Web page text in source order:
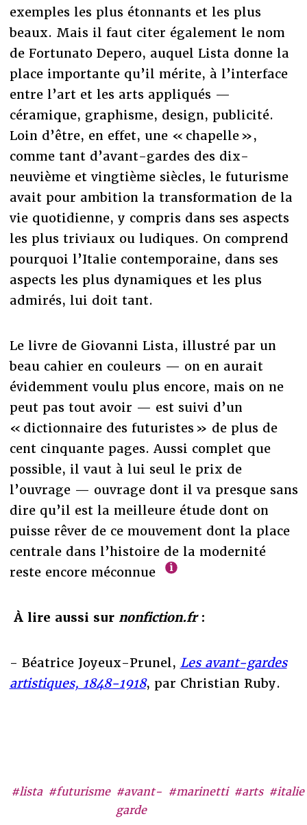
#lista #futurisme #avant-
garde
#marinetti #arts #italie
exemples les plus étonnants et les plus
beaux. Mais il faut citer également le nom
de Fortunato Depero, auquel Lista donne la
place importante qu’il mérite, à l’interface
entre l’art et les arts appliqués —
céramique, graphisme, design, publicité.
Loin d’être, en effet, une « chapelle »,
comme tant d’avant-gardes des dix-
neuvième et vingtième siècles, le futurisme
avait pour ambition la transformation de la
vie quotidienne, y compris dans ses aspects
les plus triviaux ou ludiques. On comprend
pourquoi l’Italie contemporaine, dans ses
aspects les plus dynamiques et les plus
admirés, lui doit tant.
Le livre de Giovanni Lista, illustré par un
beau cahier en couleurs — on en aurait
évidemment voulu plus encore, mais on ne
peut pas tout avoir — est suivi d’un
« dictionnaire des futuristes » de plus de
cent cinquante pages. Aussi complet que
possible, il vaut à lui seul le prix de
l’ouvrage — ouvrage dont il va presque sans
dire qu’il est la meilleure étude dont on
puisse rêver de ce mouvement dont la place
centrale dans l’histoire de la modernité
reste encore méconnue
À lire aussi sur nonfiction.fr :
- Béatrice Joyeux-Prunel, Les avant-gardes
artistiques, 1848-1918, par Christian Ruby.